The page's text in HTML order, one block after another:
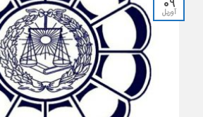
آوریل